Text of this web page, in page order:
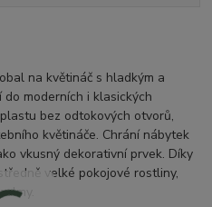
na květináč s hladkým a
moderních i klasických
bez odtokových otvorů,
květináče. Chrání nábytek
vkusný dekorativní prvek. Díky
velké pokojové rostliny,